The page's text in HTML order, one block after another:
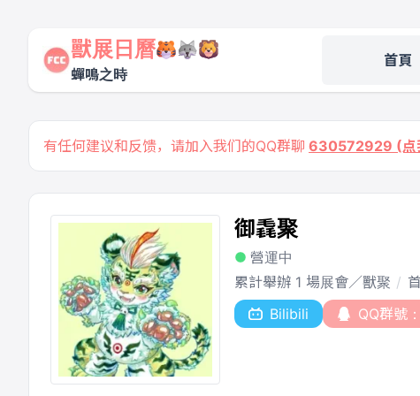
獸展日曆
蟬鳴之時
首頁
有任何建议和反馈，请加入我们的QQ群聊 630572929 (点
御毳聚
營運中
累計舉辦 1 場展會／獸聚
Bilibili
QQ群號